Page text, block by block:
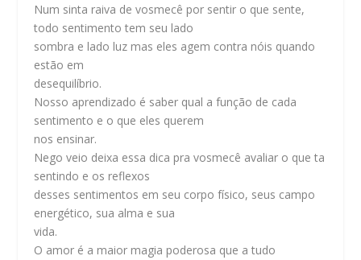
Num sinta raiva de vosmecê por sentir o que sente,
todo sentimento tem seu lado
sombra e lado luz mas eles agem contra nóis quando
estão em
desequilíbrio.
Nosso aprendizado é saber qual a função de cada
sentimento e o que eles querem
nos ensinar.
Nego veio deixa essa dica pra vosmecê avaliar o que ta
sentindo e os reflexos
desses sentimentos em seu corpo físico, seus campo
energético, sua alma e sua
vida.
O amor é a maior magia poderosa que a tudo